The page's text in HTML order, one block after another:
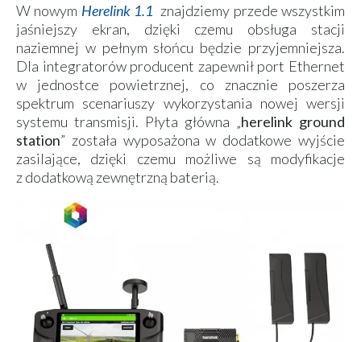
W nowym Herelink 1.1 znajdziemy przede wszystkim
jaśniejszy ekran, dzięki czemu obsługa stacji
naziemnej w pełnym słońcu będzie przyjemniejsza.
Dla integratorów producent zapewnił port Ethernet
w jednostce powietrznej, co znacznie poszerza
spektrum scenariuszy wykorzystania nowej wersji
systemu transmisji. Płyta główna „herelink ground
station” została wyposażona w dodatkowe wyjście
zasilające, dzięki czemu możliwe są modyfikacje
z dodatkową zewnętrzną baterią.